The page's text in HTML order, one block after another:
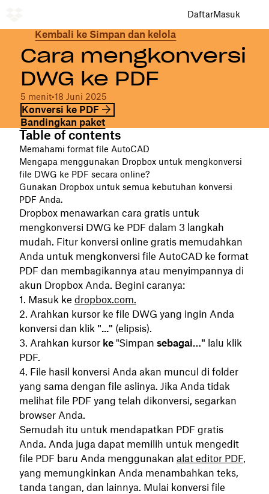
DaftarMasuk
Kembali ke Simpan dan kelola
Cara mengkonversi
DWG ke PDF
5 menit•18 Juni 2025
Konversi ke PDF
Bandingkan paket
Table of contents
Memahami format file AutoCAD
Mengapa menggunakan Dropbox untuk mengkonversi
file DWG ke PDF secara online?
Gunakan Dropbox untuk semua kebutuhan konversi
PDF Anda.
Dropbox menawarkan cara gratis untuk
mengkonversi DWG ke PDF dalam 3 langkah
mudah. Fitur konversi online gratis memudahkan
Anda untuk mengkonversi file AutoCAD ke format
PDF dan membagikannya atau menyimpannya di
akun Dropbox Anda. Begini caranya:
Masuk ke dropbox.com.
Arahkan kursor ke file DWG yang ingin Anda
konversi dan klik "..." (elipsis).
Arahkan kursor ke "Simpan sebagai…" lalu klik
PDF.
File hasil konversi Anda akan muncul di folder
yang sama dengan file aslinya. Jika Anda tidak
melihat file PDF yang telah dikonversi, segarkan
browser Anda.
Semudah itu untuk mendapatkan PDF gratis
Anda. Anda juga dapat memilih untuk mengedit
file PDF baru Anda menggunakan alat editor PDF,
yang memungkinkan Anda menambahkan teks,
tanda tangan, dan lainnya. Mulai konversi file